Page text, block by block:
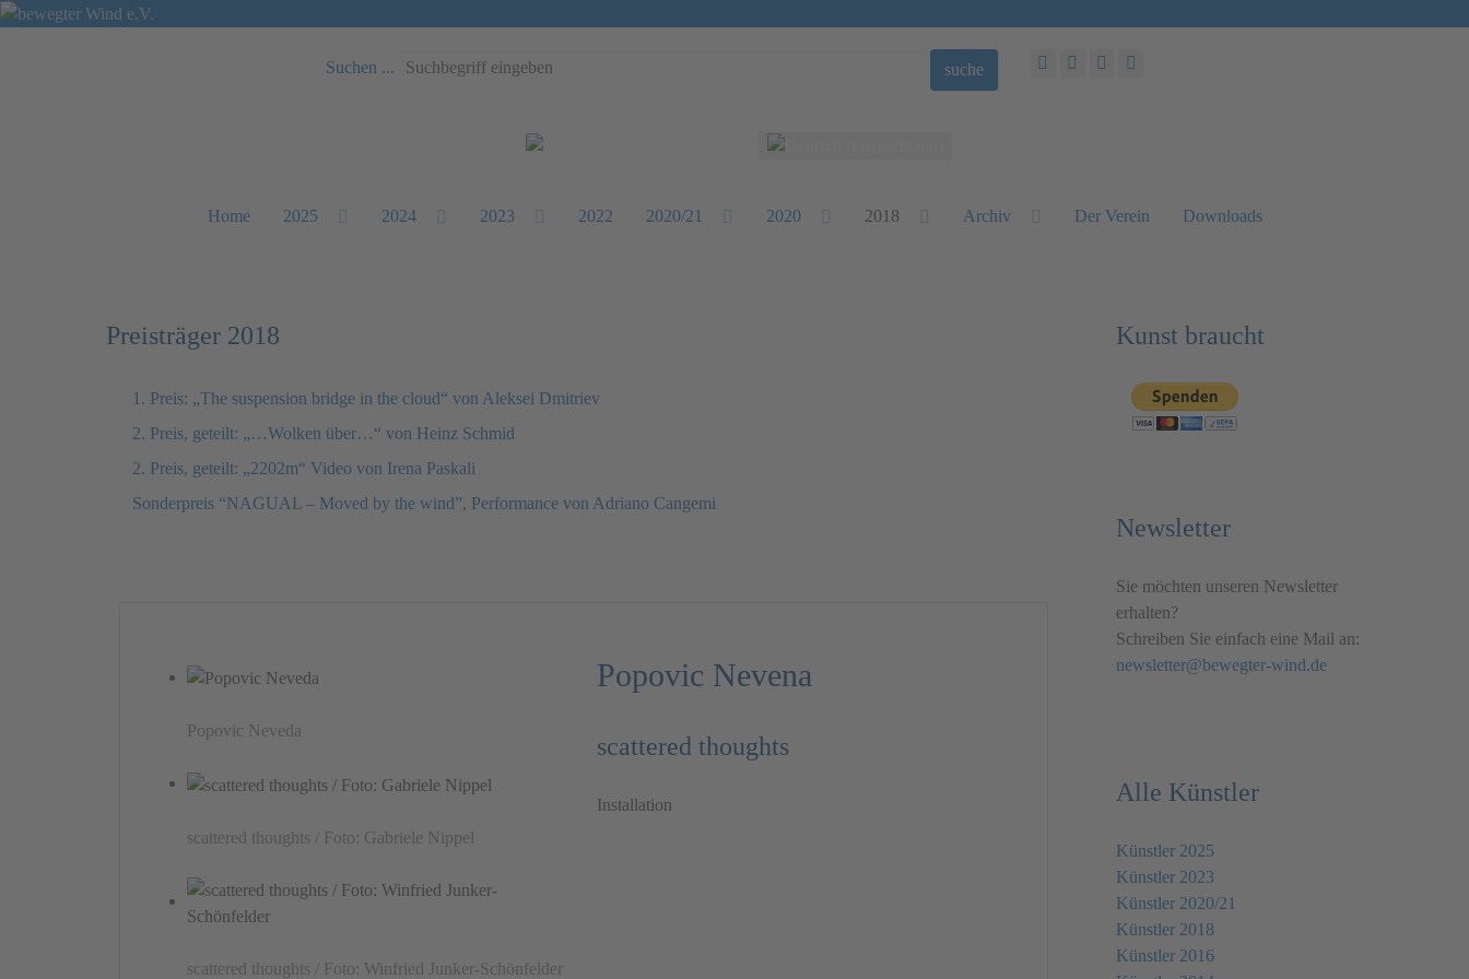
Suchen ... suche
Sprache auswählen
Home 2025 2024 2023 2022 2020/21 2020 2018 Archiv Der Verein Downloads
Preisträger 2018
1. Preis: „The suspension bridge in the cloud“ von Aleksei Dmitriev
2. Preis, geteilt: „…Wolken über…“ von Heinz Schmid
2. Preis, geteilt: „2202m“ Video von Irena Paskali
Sonderpreis “NAGUAL – Moved by the wind”, Performance von Adriano Cangemi
Popovic Neveda
scattered thoughts / Foto: Gabriele Nippel
scattered thoughts / Foto: Winfried Junker-Schönfelder
Popovic Nevena
scattered thoughts
Installation
Kunst braucht
Newsletter
Sie möchten unseren Newsletter
erhalten?
Schreiben Sie einfach eine Mail an:
newsletter@bewegter-wind.de
Alle Künstler
Künstler 2025
Künstler 2023
Künstler 2020/21
Künstler 2018
Künstler 2016